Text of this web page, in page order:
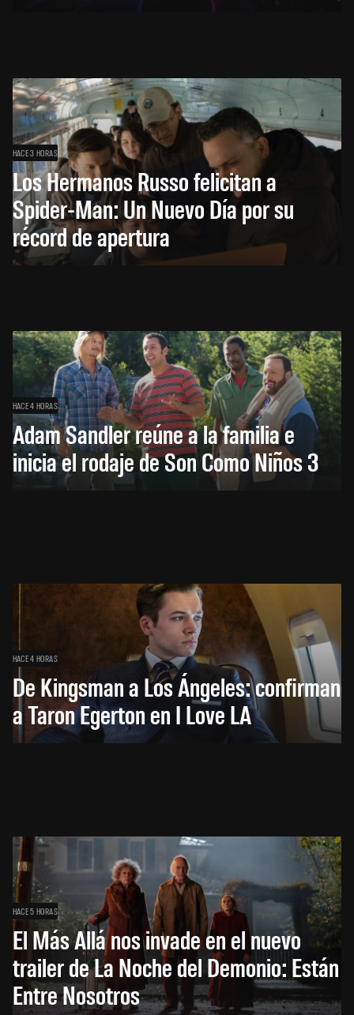
HACE 3 HORAS
Los Hermanos Russo felicitan a
Spider-Man: Un Nuevo Día por su
récord de apertura
HACE 4 HORAS
Adam Sandler reúne a la familia e
inicia el rodaje de Son Como Niños 3
HACE 4 HORAS
De Kingsman a Los Ángeles: confirman
a Taron Egerton en I Love LA
HACE 5 HORAS
El Más Allá nos invade en el nuevo
trailer de La Noche del Demonio: Están
Entre Nosotros